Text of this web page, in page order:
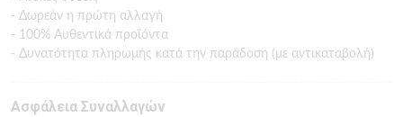
- Δωρεάν η πρώτη αλλαγή
- 100% Αυθεντικά προϊόντα
- Δυνατότητα πληρωμής κατά την παράδοση (με αντικαταβολή)
Ασφάλεια Συναλλαγών